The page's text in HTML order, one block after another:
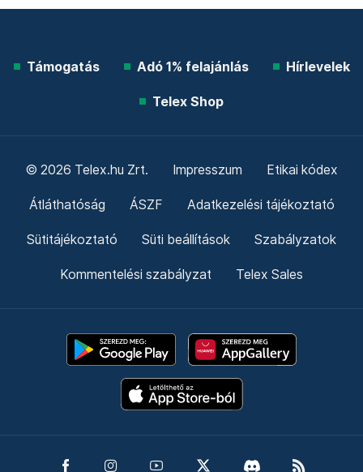
Támogatás Adó 1% felajánlás Hírlevelek
Telex Shop
© 2026 Telex.hu Zrt. Impresszum Etikai kódex
Átláthatóság ÁSZF Adatkezelési tájékoztató
Sütitájékoztató Süti beállítások Szabályzatok
Kommentelési szabályzat Telex Sales